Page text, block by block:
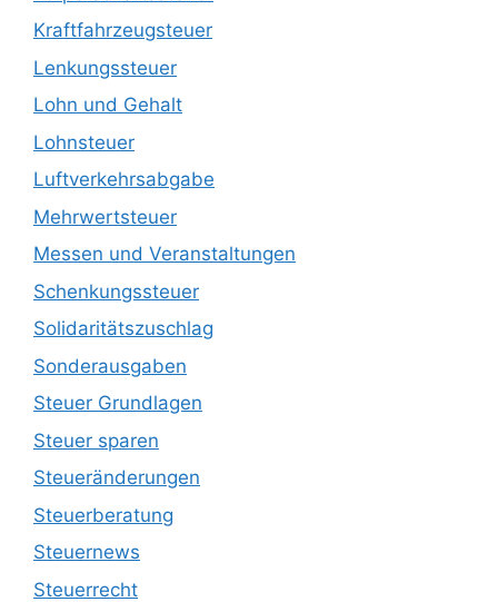
Kraftfahrzeugsteuer
Lenkungssteuer
Lohn und Gehalt
Lohnsteuer
Luftverkehrsabgabe
Mehrwertsteuer
Messen und Veranstaltungen
Schenkungssteuer
Solidaritätszuschlag
Sonderausgaben
Steuer Grundlagen
Steuer sparen
Steueränderungen
Steuerberatung
Steuernews
Steuerrecht